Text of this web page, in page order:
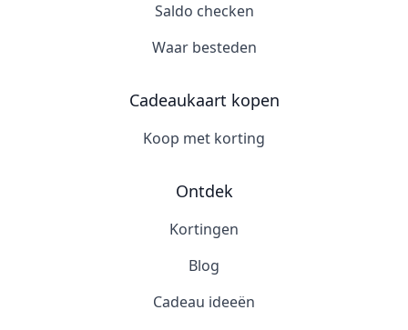
Saldo checken
Waar besteden
Cadeaukaart kopen
Koop met korting
Ontdek
Kortingen
Blog
Cadeau ideeën